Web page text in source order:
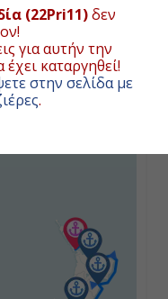
(22Pri11)δεν
για αυτήν την
καταργηθεί!
στην σελίδα με
.
Ημέρα 3η
Εν Πλω
-
Ημέρα 4η
Φιόρδλαντ, Νέα
Ζηλανδία